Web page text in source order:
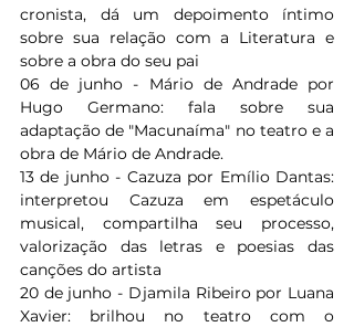
cronista, dá um depoimento íntimo
sobre sua relação com a Literatura e
sobre a obra do seu pai
06 de junho - Mário de Andrade por
Hugo Germano: fala sobre sua
adaptação de "Macunaíma" no teatro e a
obra de Mário de Andrade.
13 de junho - Cazuza por Emílio Dantas:
interpretou Cazuza em espetáculo
musical, compartilha seu processo,
valorização das letras e poesias das
canções do artista
20 de junho - Djamila Ribeiro por Luana
Xavier: brilhou no teatro com o